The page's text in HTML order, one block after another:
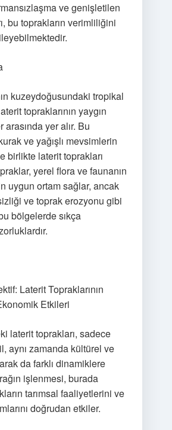
ve genişletilen
bu toprakların verimliliğini
kuzeydoğusundaki tropikal
topraklarının yaygın
yer alır. Bu
ve yağışlı mevsimlerin
birlikte laterit toprakları
yerel flora ve faunanın
uygun ortam sağlar, ancak
ve toprak erozyonu gibi
bölgelerde sıkça
Laterit Topraklarının
Etkileri
laterit toprakları, sadece
aynı zamanda kültürel ve
da farklı dinamiklere
işlenmesi, burada
tarımsal faaliyetlerini ve
doğrudan etkiler.